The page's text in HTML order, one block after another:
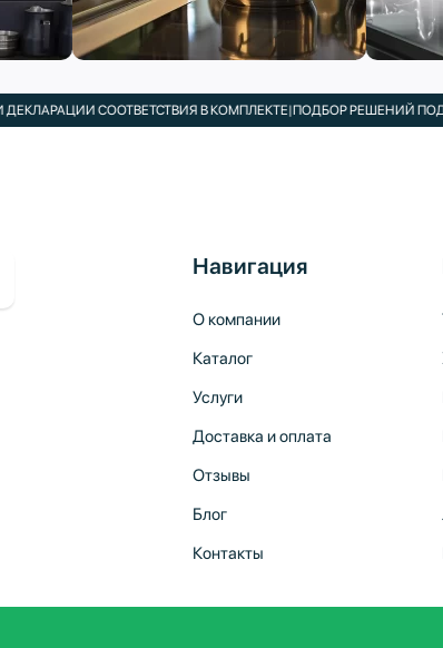
СООТВЕТСТВИЯ В КОМПЛЕКТЕ|ПОДБОР РЕШЕНИЙ ПОД ВАШ
Навигация
О компании
Каталог
Услуги
Доставка и оплата
Отзывы
Блог
Контакты